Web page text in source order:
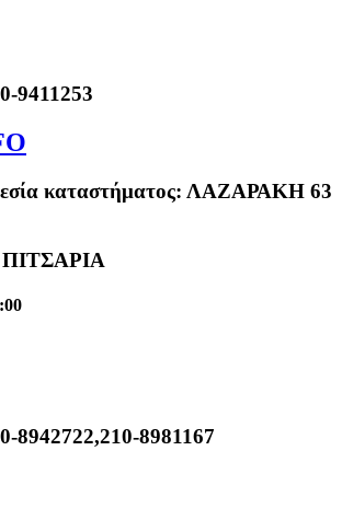
9411253
καταστήματος: ΛΑΖΑΡΑΚΗ 63
ΠΙΤΣΑΡΙΑ
8942722,210-8981167